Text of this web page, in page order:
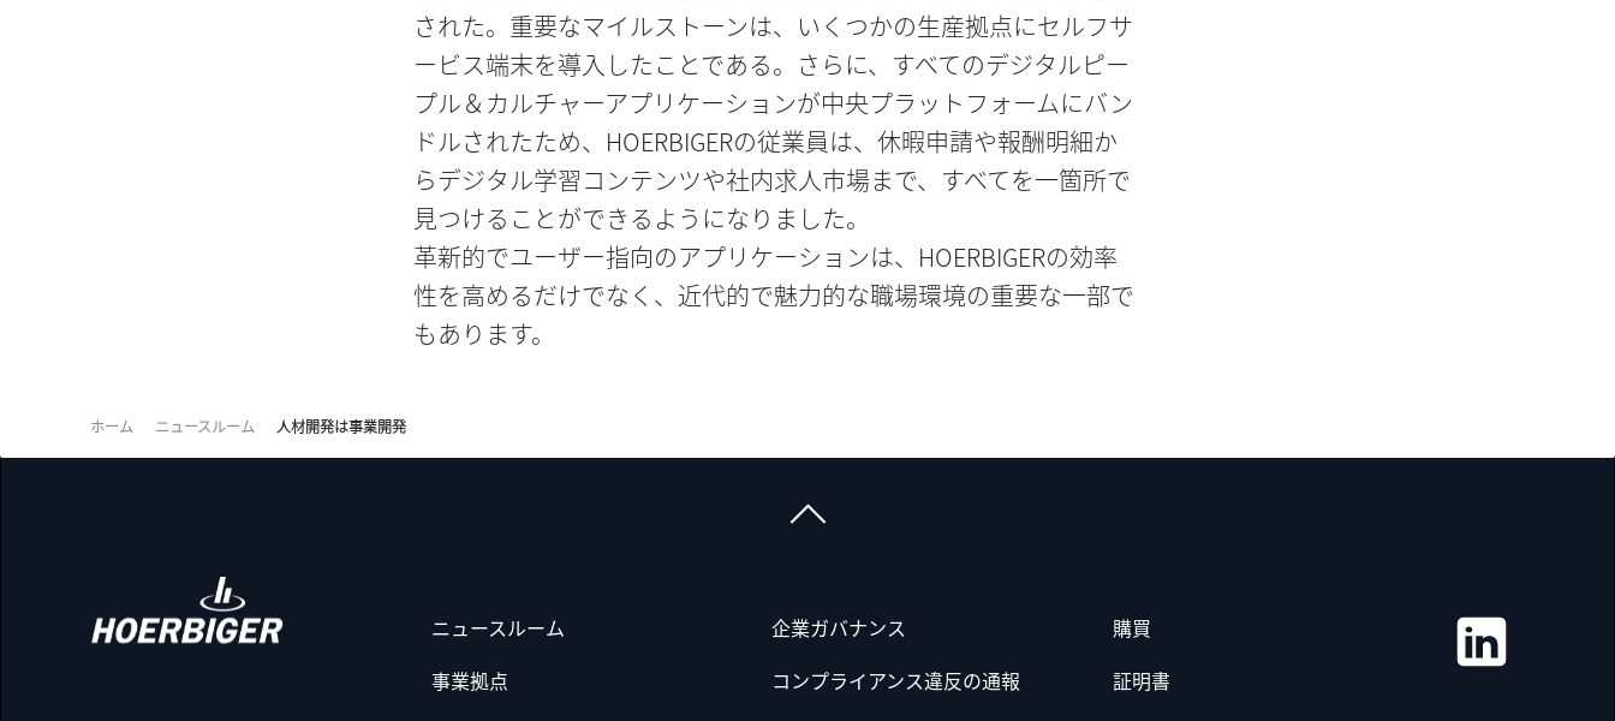
された。重要なマイルストーンは、いくつかの生産拠点にセルフサ
ービス端末を導入したことである。さらに、すべてのデジタルピー
プル＆カルチャーアプリケーションが中央プラットフォームにバン
ドルされたため、HOERBIGERの従業員は、休暇申請や報酬明細か
らデジタル学習コンテンツや社内求人市場まで、すべてを一箇所で
見つけることができるようになりました。
革新的でユーザー指向のアプリケーションは、HOERBIGERの効率
性を高めるだけでなく、近代的で魅力的な職場環境の重要な一部で
もあります。
ホーム ニュースルーム 人材開発は事業開発
ニュースルーム
事業拠点
企業ガバナンス
コンプライアンス違反の通報
購買
証明書